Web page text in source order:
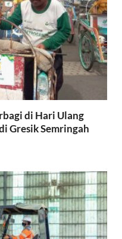
di Hari Ulang
Gresik Semringah